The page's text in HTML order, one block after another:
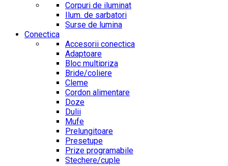
Corpuri de iluminat
Ilum. de sarbatori
Surse de lumina
Conectica
Accesorii conectica
Adaptoare
Bloc multipriza
Bride/coliere
Cleme
Cordon alimentare
Doze
Dulii
Mufe
Prelungitoare
Presetupe
Prize programabile
Stechere/cuple